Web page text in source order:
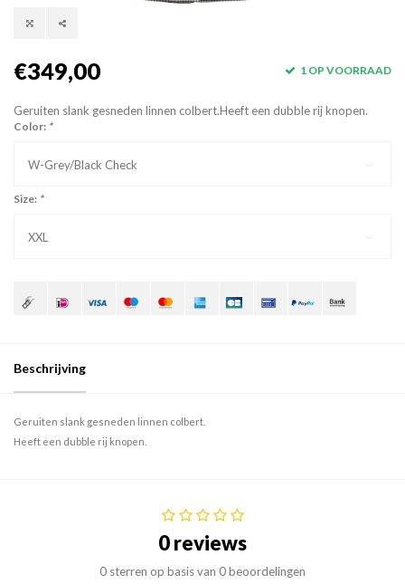
€349,00 1 OP VOORRAAD
Geruiten slank gesneden linnen colbert.Heeft een dubble rij knopen.
Color: *
W-Grey/Black Check
Size: *
XXL
Beschrijving
Geruiten slank gesneden linnen colbert.
Heeft een dubble rij knopen.
0 reviews
0 sterren op basis van 0 beoordelingen